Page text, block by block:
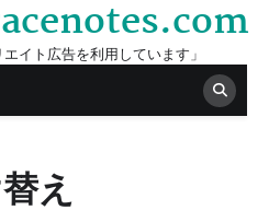
イト広告を利用しています」
え